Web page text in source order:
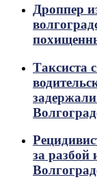
Дроппер
Таксиста
за разбой